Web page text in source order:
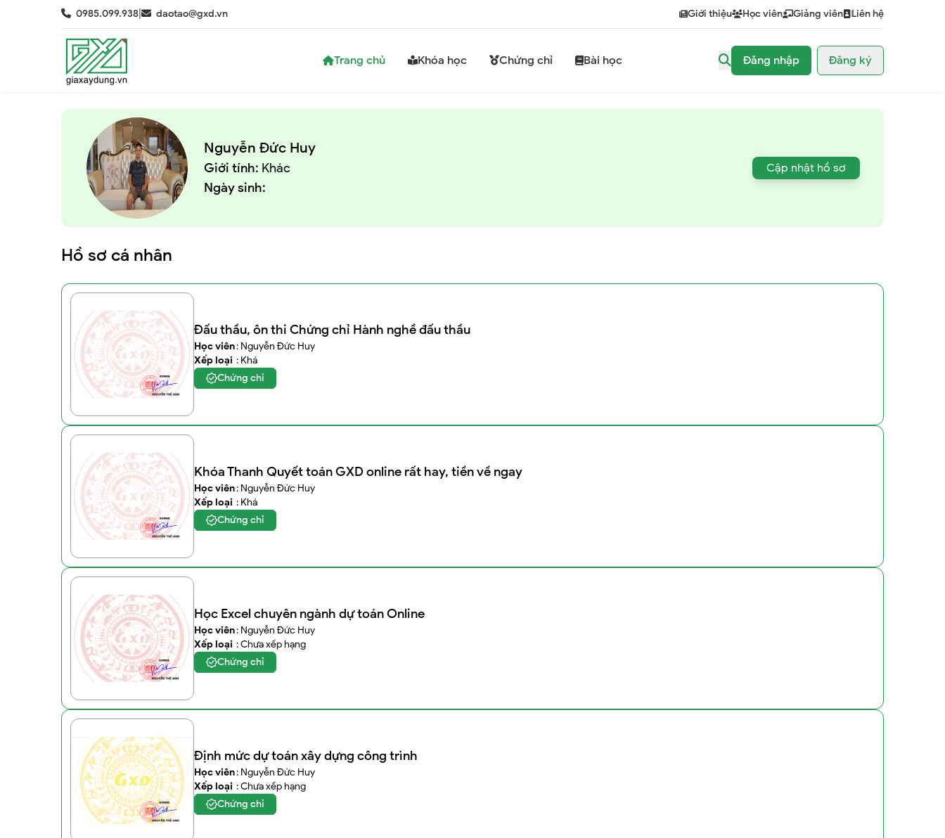
0985.099.938 daotao@gxd.vn Giới thiệu Học viên Giảng viên Liên hệ
Trang chủ Khóa học Chứng chỉ Bài học Đăng nhập Đăng ký
Nguyễn Đức Huy
Giới tính: Khác
Ngày sinh:
Cập nhật hồ sơ
Hồ sơ cá nhân
Đấu thầu, ôn thi Chứng chỉ Hành nghề đấu thầu
Học viên: Nguyễn Đức Huy
Xếp loại : Khá
Chứng chỉ
Khóa Thanh Quyết toán GXD online rất hay, tiền về ngay
Học viên: Nguyễn Đức Huy
Xếp loại : Khá
Chứng chỉ
Học Excel chuyên ngành dự toán Online
Học viên: Nguyễn Đức Huy
Xếp loại : Chưa xếp hạng
Chứng chỉ
Định mức dự toán xây dựng công trình
Học viên: Nguyễn Đức Huy
Xếp loại : Chưa xếp hạng
Chứng chỉ